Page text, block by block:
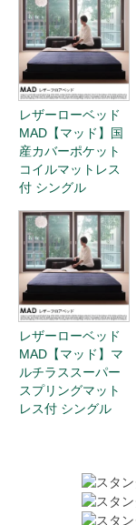
レザーローベッド
MAD【マッド】国
産カバーポケット
コイルマットレス
付 シングル
レザーローベッド
MAD【マッド】マ
ルチラススーパー
スプリングマット
レス付 シングル